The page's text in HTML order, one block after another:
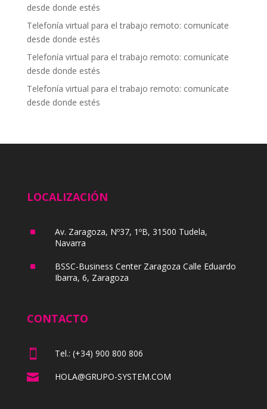
desde donde estés
Telefonía virtual para el trabajo remoto: comunícate
desde donde estés
Telefonía virtual para el trabajo remoto: comunícate
desde donde estés
Telefonía virtual para el trabajo remoto: comunícate
desde donde estés
LOCALIZACIÓN
^
Av. Zaragoza, Nº37, 1ºB, 31500 Tudela,
Navarra
^
BSSC-Business Center Zaragoza Calle Eduardo
Ibarra, 6, Zaragoza
CONTACTO
 Tel.: (+34) 900 800 806
 HOLA@GRUPO-SYSTEM.COM